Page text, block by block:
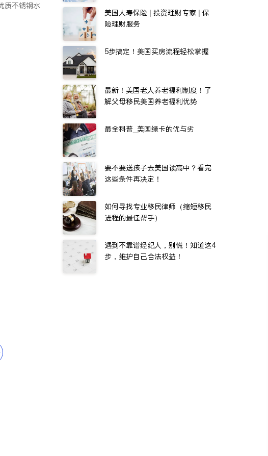
质不锈钢水
美国人寿保险 | 投资理财专家 | 保
险理财服务
5步搞定！美国买房流程轻松掌握
最新！美国老人养老福利制度！了
解父母移民美国养老福利优势
最全科普_美国绿卡的优与劣
要不要送孩子去美国读高中？看完
这些条件再决定！
如何寻找专业移民律师（缩短移民
进程的最佳帮手）
遇到不靠谱经纪人，别慌！知道这4
步，维护自己合法权益！